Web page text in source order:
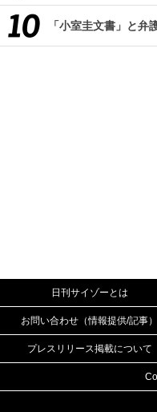
「小室圭文書」と弁
日刊サイゾーとは
お問い合わせ（情報提供/記事）
プレスリリース掲載について